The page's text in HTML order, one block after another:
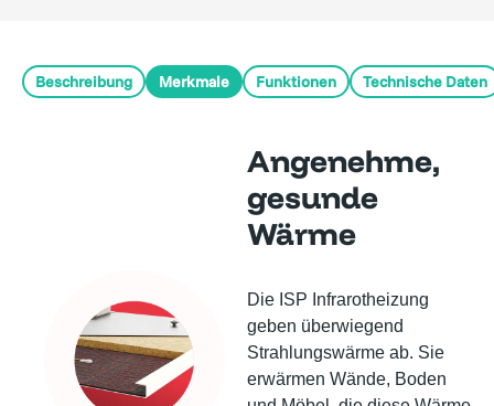
Beschreibung Merkmale Funktionen Technische Daten
Angenehme,
gesunde
Wärme
Die ISP Infrarotheizung
geben überwiegend
Strahlungswärme ab. Sie
erwärmen Wände, Boden